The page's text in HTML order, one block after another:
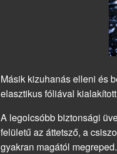
Másik kizuhanás elleni és
elasztikus fóliával
A legolcsóbb biztonsági
felületű az áttetsző, a
gyakran magától megreped.